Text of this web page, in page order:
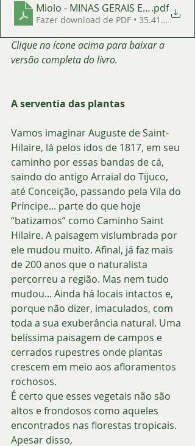
Miolo - MINAS GERAIS E .pdf
Fazer download de PDF • 35.41MB
Clique no ícone acima para baixar a
versão completa do livro.
A serventia das plantas
Vamos imaginar Auguste de Saint-
Hilaire, lá pelos idos de 1817, em seu
caminho por essas bandas de cá,
saindo do antigo Arraial do Tijuco,
até Conceição, passando pela Vila do
Príncipe... parte do que hoje
“batizamos” como Caminho Saint
Hilaire. A paisagem vislumbrada por
ele mudou muito. Afinal, já faz mais
de 200 anos que o naturalista
percorreu a região. Mas nem tudo
mudou... Ainda há locais intactos e,
porque não dizer, imaculados, com
toda a sua exuberância natural. Uma
belíssima paisagem de campos e
cerrados rupestres onde plantas
crescem em meio aos afloramentos
rochosos.
É certo que esses vegetais não são
altos e frondosos como aqueles
encontrados nas florestas tropicais.
Apesar disso,